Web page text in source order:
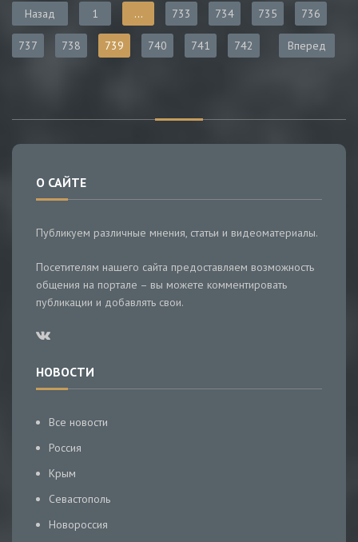
Назад 1 ... 733 734 735 736
737 738 739 740 741 742 Вперед
О САЙТЕ
Публикуем различные мнения, статьи и видеоматериалы.
Посетителям нашего сайта предоставляем возможность
общения на портале – вы можете комментировать
публикации и добавлять свои.
НОВОСТИ
Все новости
Россия
Крым
Севастополь
Новороссия